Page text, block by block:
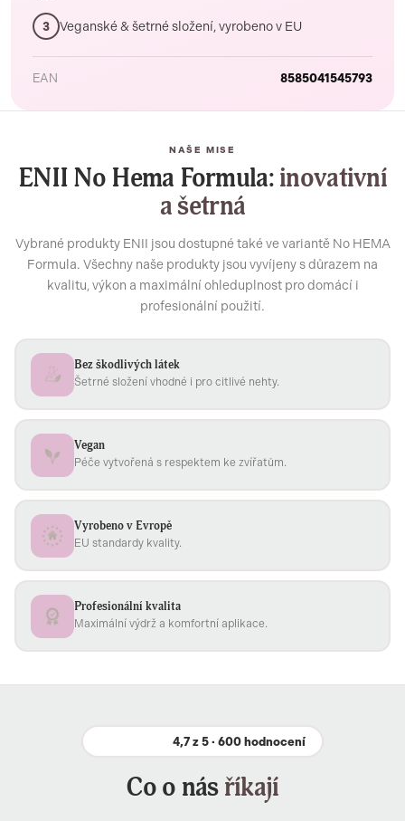
3 Veganské & šetrné složení, vyrobeno v EU
EAN 8585041545793
NAŠE MISE
ENII No Hema Formula:inovativní
a šetrná
Vybrané produkty ENII jsou dostupné také ve variantě No HEMA
Formula. Všechny naše produkty jsou vyvíjeny s důrazem na
kvalitu, výkon a maximální ohleduplnost pro domácí i
profesionální použití.
Bez škodlivých látek
Šetrné složení vhodné i pro citlivé nehty.
Vegan
Péče vytvořená s respektem ke zvířatům.
Vyrobeno v Evropě
EU standardy kvality.
Profesionální kvalita
Maximální výdrž a komfortní aplikace.
4,7 z 5 · 600 hodnocení
Co o násříkají